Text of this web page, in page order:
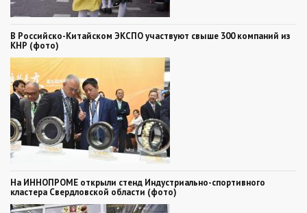
В Российско-Китайском ЭКСПО участвуют свыше 300 компаний из
КНР (фото)
На ИННОПРОМЕ открыли стенд Индустриально-спортивного
кластера Свердловской области (фото)